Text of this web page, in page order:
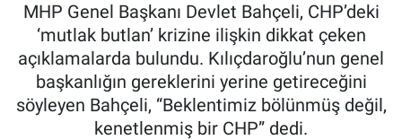
MHP Genel Başkanı Devlet Bahçeli, CHP’deki
‘mutlak butlan’ krizine ilişkin dikkat çeken
açıklamalarda bulundu. Kılıçdaroğlu’nun genel
başkanlığın gereklerini yerine getireceğini
söyleyen Bahçeli, “Beklentimiz bölünmüş değil,
kenetlenmiş bir CHP” dedi.
Son Dakika Haberleri
Haber Arşivi